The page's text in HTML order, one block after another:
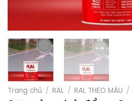
Trang chủ / RAL / RAL THEO MÀU /